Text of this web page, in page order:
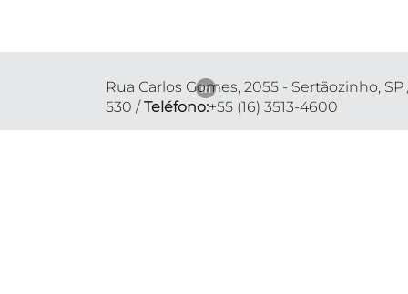
Rua Carlos Gomes, 2055 - Sertãozinho, SP
530 /Teléfono:+55 (16) 3513-4600